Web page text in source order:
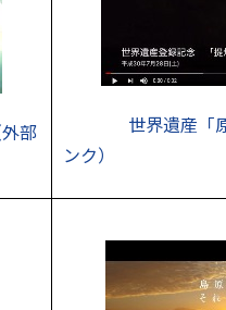
外部
世界遺産「
ンク）